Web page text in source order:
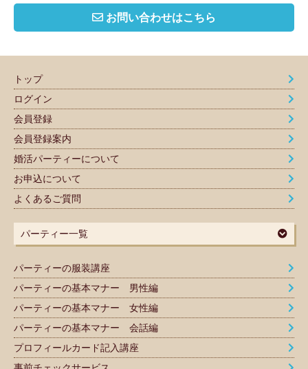
お問い合わせはこちら
トップ
ログイン
会員登録
会員登録案内
婚活パーティーについて
お申込について
よくあるご質問
パーティー一覧
パーティーの服装講座
パーティーの基本マナー 男性編
パーティーの基本マナー 女性編
パーティーの基本マナー 会話編
プロフィールカード記入講座